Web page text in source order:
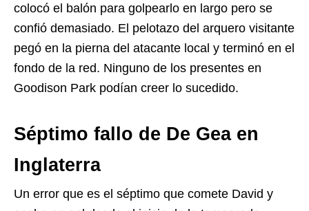
colocó el balón para golpearlo en largo pero se
confió demasiado. El pelotazo del arquero visitante
pegó en la pierna del atacante local y terminó en el
fondo de la red. Ninguno de los presentes en
Goodison Park podían creer lo sucedido.
Séptimo fallo de De Gea en
Inglaterra
Un error que es el séptimo que comete David y